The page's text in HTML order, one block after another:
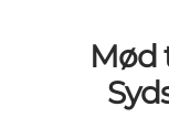
Mød